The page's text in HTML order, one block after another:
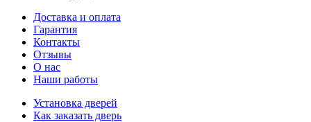
Доставка и оплата
Гарантия
Контакты
Отзывы
О нас
Наши работы
Установка дверей
Как заказать дверь